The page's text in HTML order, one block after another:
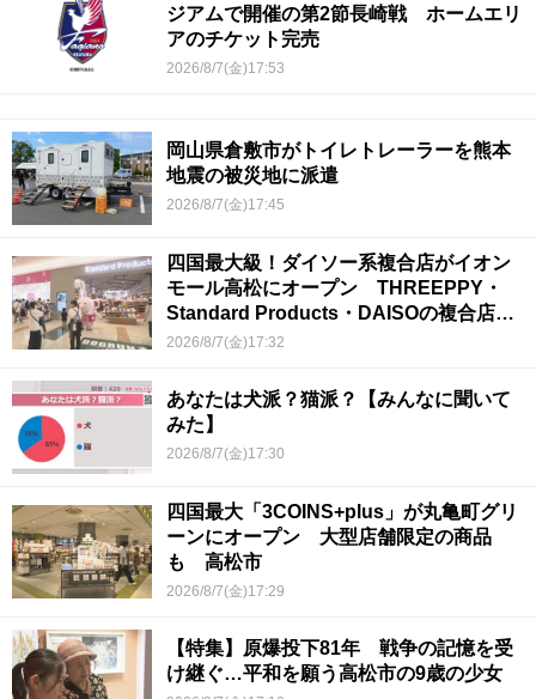
ジアムで開催の第2節長崎戦 ホームエリ
アのチケット完売
2026/8/7(金)17:53
岡山県倉敷市がトイレトレーラーを熊本
地震の被災地に派遣
2026/8/7(金)17:45
四国最大級！ダイソー系複合店がイオン
モール高松にオープン THREEPPY・
Standard Products・DAISOの複合店は
香川県初
2026/8/7(金)17:32
あなたは犬派？猫派？【みんなに聞いて
みた】
2026/8/7(金)17:30
四国最大「3COINS+plus」が丸亀町グリ
ーンにオープン 大型店舗限定の商品
も 高松市
2026/8/7(金)17:29
【特集】原爆投下81年 戦争の記憶を受
け継ぐ…平和を願う高松市の9歳の少女